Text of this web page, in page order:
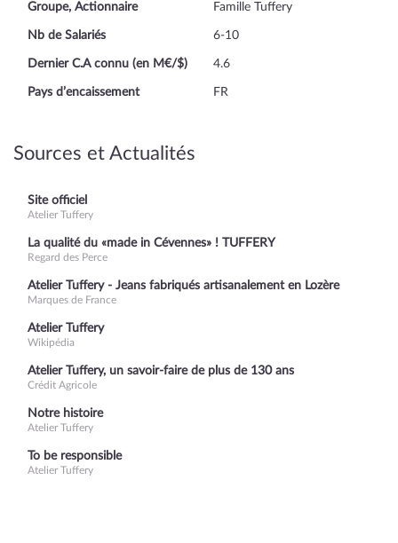
Groupe, Actionnaire Famille Tuffery
Nb de Salariés 6-10
Dernier C.A connu (en M€/$) 4.6
Pays d’encaissement FR
Sources et Actualités
Site officiel
Atelier Tuffery
La qualité du «made in Cévennes» ! TUFFERY
Regard des Perce
Atelier Tuffery - Jeans fabriqués artisanalement en Lozère
Marques de France
Atelier Tuffery
Wikipédia
Atelier Tuffery, un savoir-faire de plus de 130 ans
Crédit Agricole
Notre histoire
Atelier Tuffery
To be responsible
Atelier Tuffery